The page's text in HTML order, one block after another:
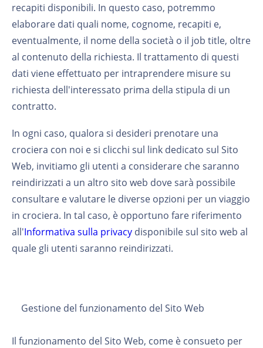
recapiti disponibili. In questo caso, potremmo
elaborare dati quali nome, cognome, recapiti e,
eventualmente, il nome della società o il job title, oltre
al contenuto della richiesta. Il trattamento di questi
dati viene effettuato per intraprendere misure su
richiesta dell'interessato prima della stipula di un
contratto.
In ogni caso, qualora si desideri prenotare una
crociera con noi e si clicchi sul link dedicato sul Sito
Web, invitiamo gli utenti a considerare che saranno
reindirizzati a un altro sito web dove sarà possibile
consultare e valutare le diverse opzioni per un viaggio
in crociera. In tal caso, è opportuno fare riferimento
all'Informativa sulla privacy disponibile sul sito web al
quale gli utenti saranno reindirizzati.
Gestione del funzionamento del Sito Web
Il funzionamento del Sito Web, come è consueto per